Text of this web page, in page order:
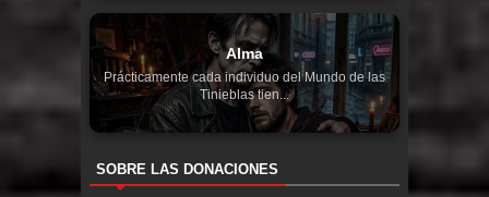
Alma
Prácticamente cada individuo del Mundo de las
Tinieblas tien...
SOBRE LAS DONACIONES